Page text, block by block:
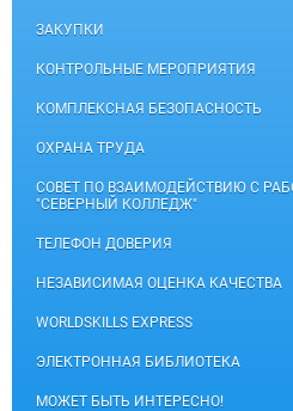
ЗАКУПКИ
КОНТРОЛЬНЫЕ МЕРОПРИЯТИЯ
КОМПЛЕКСНАЯ БЕЗОПАСНОСТЬ
ОХРАНА ТРУДА
СОВЕТ ПО ВЗАИМОДЕЙСТВИЮ С
"СЕВЕРНЫЙ КОЛЛЕДЖ"
ТЕЛЕФОН ДОВЕРИЯ
НЕЗАВИСИМАЯ ОЦЕНКА КАЧЕСТВА
WORLDSKILLS EXPRESS
ЭЛЕКТРОННАЯ БИБЛИОТЕКА
МОЖЕТ БЫТЬ ИНТЕРЕСНО!